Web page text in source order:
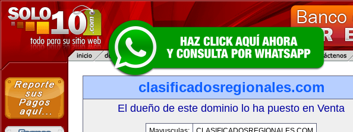
clasificadosregionales.com
El dueño de este dominio lo ha puesto en Venta